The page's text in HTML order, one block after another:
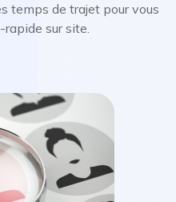
temps de trajet pour vous
sur site.